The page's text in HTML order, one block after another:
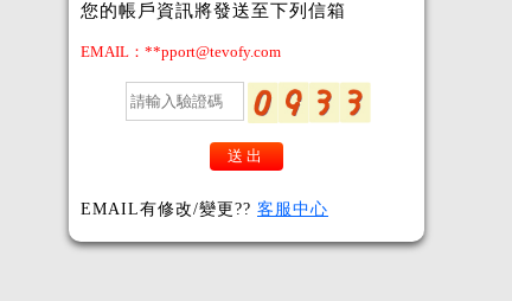
您的帳戶資訊將發送至下列信箱
EMAIL：**pport@tevofy.com
送出
EMAIL有修改/變更?? 客服中心